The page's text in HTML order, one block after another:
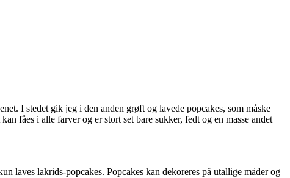
I stedet gik jeg i den anden grøft og lavede popcakes, som måske
fåes i alle farver og er stort set bare sukker, fedt og en masse andet
laves lakrids-popcakes. Popcakes kan dekoreres på utallige måder og